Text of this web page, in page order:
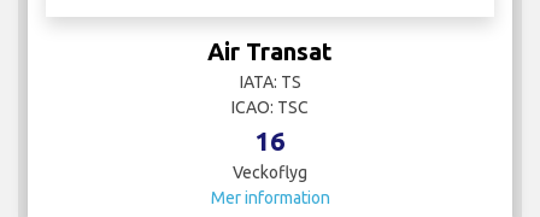
Air Transat
IATA: TS
ICAO: TSC
16
Veckoflyg
Mer information